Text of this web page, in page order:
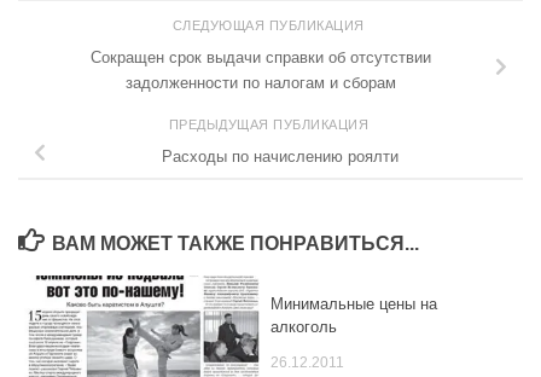
СЛЕДУЮЩАЯ ПУБЛИКАЦИЯ
Сокращен срок выдачи справки об отсутствии
задолженности по налогам и сборам
ПРЕДЫДУЩАЯ ПУБЛИКАЦИЯ
Расходы по начислению роялти
ВАМ МОЖЕТ ТАКЖЕ ПОНРАВИТЬСЯ...
Минимальные цены на
алкоголь
26.12.2011